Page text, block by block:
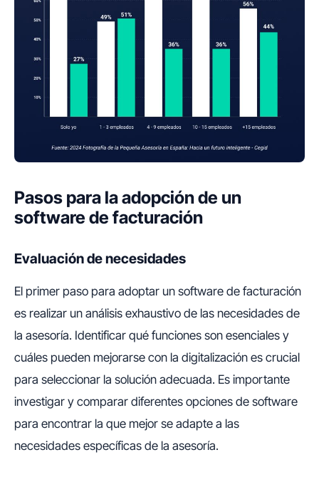
Pasos para la adopción de un
software de facturación
Evaluación de necesidades
El primer paso para adoptar un software de facturación
es realizar un análisis exhaustivo de las necesidades de
la asesoría. Identificar qué funciones son esenciales y
cuáles pueden mejorarse con la digitalización es crucial
para seleccionar la solución adecuada. Es importante
investigar y comparar diferentes opciones de software
para encontrar la que mejor se adapte a las
necesidades específicas de la asesoría.